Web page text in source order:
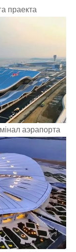
праекта
аэрапорта